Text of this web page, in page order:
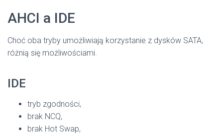
AHCI a IDE
Choć oba tryby umożliwiają korzystanie z dysków SATA,
różnią się możliwościami.
IDE
tryb zgodności,
brak NCQ,
brak Hot Swap,